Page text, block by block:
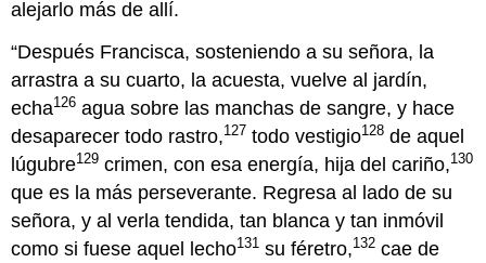
alejarlo más de allí.
“Después Francisca, sosteniendo a su señora, la
arrastra a su cuarto, la acuesta, vuelve al jardín,
echa126 agua sobre las manchas de sangre, y hace
desaparecer todo rastro,127 todo vestigio128 de aquel
lúgubre129 crimen, con esa energía, hija del cariño,130
que es la más perseverante. Regresa al lado de su
señora, y al verla tendida, tan blanca y tan inmóvil
como si fuese aquel lecho131 su féretro,132 cae de